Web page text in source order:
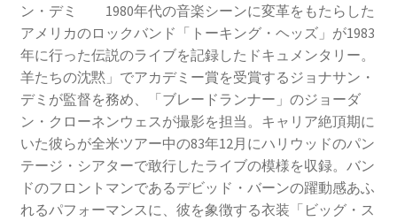
ン・デミ 1980年代の音楽シーンに変革をもたらした
アメリカのロックバンド「トーキング・ヘッズ」が1983
年に行った伝説のライブを記録したドキュメンタリー。
羊たちの沈黙」でアカデミー賞を受賞するジョナサン・
デミが監督を務め、「ブレードランナー」のジョーダ
ン・クローネンウェスが撮影を担当。キャリア絶頂期に
いた彼らが全米ツアー中の83年12月にハリウッドのパン
テージ・シアターで敢行したライブの模様を収録。バン
ドのフロントマンであるデビッド・バーンの躍動感あふ
れるパフォーマンスに、彼を象徴する衣装「ビッグ・ス